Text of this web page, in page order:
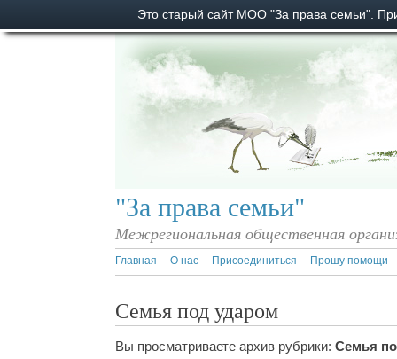
Это старый сайт МОО "За права семьи".
"За права семьи"
Межрегиональная общественная
Главная О нас Присоединиться Прошу помощи
Семья под ударом
Вы просматриваете архив рубрики: Семья